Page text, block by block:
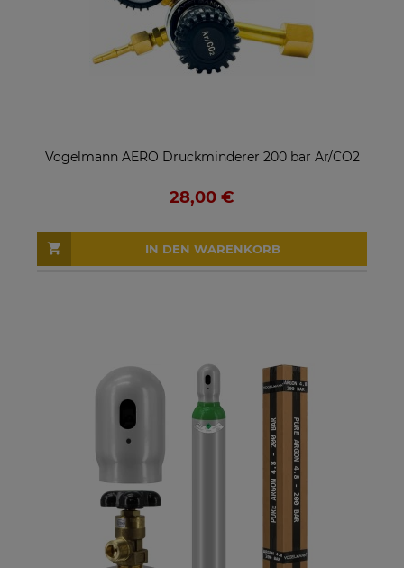
Vogelmann AERO Druckminderer 200 bar Ar/CO2
28,00 €
IN DEN WARENKORB